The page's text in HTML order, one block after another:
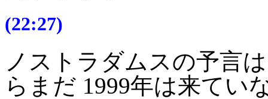
(22:27)
ノストラダムスの予言
らまだ 1999年は来てい